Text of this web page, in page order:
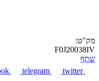
מק"ט:
F0J20038IV
שתף
telegram twitter